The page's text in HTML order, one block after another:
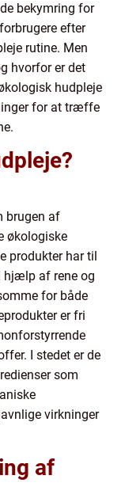
bekymring for
efter
rutine. Men
hvorfor er det
hudpleje
for at træffe
brugen af
økologiske
produkter har til
hjælp af rene og
for både
er fri
I stedet er de
som
virkninger
af